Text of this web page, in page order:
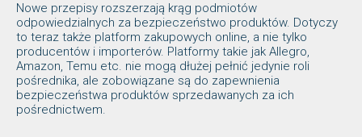
Nowe przepisy rozszerzają krąg podmiotów
odpowiedzialnych za bezpieczeństwo produktów. Dotyczy
to teraz także platform zakupowych online, a nie tylko
producentów i importerów. Platformy takie jak Allegro,
Amazon, Temu etc. nie mogą dłużej pełnić jedynie roli
pośrednika, ale zobowiązane są do zapewnienia
bezpieczeństwa produktów sprzedawanych za ich
pośrednictwem.